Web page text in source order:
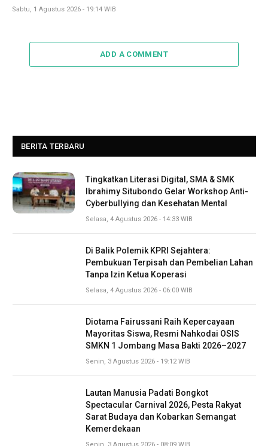
Sabtu, 1 Agustus 2026 - 19:14 WIB
ADD A COMMENT
BERITA TERBARU
Tingkatkan Literasi Digital, SMA & SMK
Ibrahimy Situbondo Gelar Workshop Anti-
Cyberbullying dan Kesehatan Mental
Selasa, 4 Agustus 2026 - 14:33 WIB
Di Balik Polemik KPRI Sejahtera:
Pembukuan Terpisah dan Pembelian Lahan
Tanpa Izin Ketua Koperasi
Selasa, 4 Agustus 2026 - 06:00 WIB
Diotama Fairussani Raih Kepercayaan
Mayoritas Siswa, Resmi Nahkodai OSIS
SMKN 1 Jombang Masa Bakti 2026–2027
Senin, 3 Agustus 2026 - 19:12 WIB
Lautan Manusia Padati Bongkot
Spectacular Carnival 2026, Pesta Rakyat
Sarat Budaya dan Kobarkan Semangat
Kemerdekaan